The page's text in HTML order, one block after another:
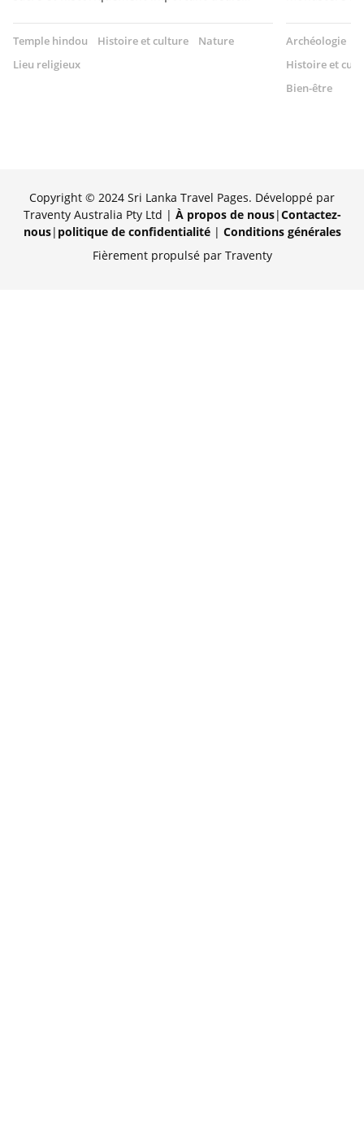
Temple hindou Histoire et culture
Nature
Lieu religieux
Archéologie
Histoire et
Bien-être
Copyright © 2024 Sri Lanka Travel Pages. Développé par
Traventy Australia Pty Ltd | À propos de nous|Contactez-
nous| politique de confidentialité| Conditions générales
Fièrement propulsé par Traventy